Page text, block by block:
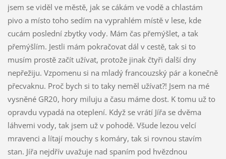
jsem se viděl ve městě, jak se cákám ve vodě a chlastám
pivo a místo toho sedím na vyprahlém místě v lese, kde
cucám poslední zbytky vody. Mám čas přemýšlet, a tak
přemýšlím. Jestli mám pokračovat dál v cestě, tak si to
musím prostě začít užívat, protože jinak čtyři další dny
nepřežiju. Vzpomenu si na mladý francouzský pár a konečně
přecvaknu. Proč bych si to taky neměl užívat?! Jsem na mé
vysněné GR20, hory miluju a času máme dost. K tomu už to
opravdu vypadá na oteplení. Když se vrátí Jířa se dvěma
láhvemi vody, tak jsem už v pohodě. Všude lezou velcí
mravenci a lítají mouchy s komáry, tak si rovnou stavím
stan. Jířa nejdřív uvažuje nad spaním pod hvězdnou